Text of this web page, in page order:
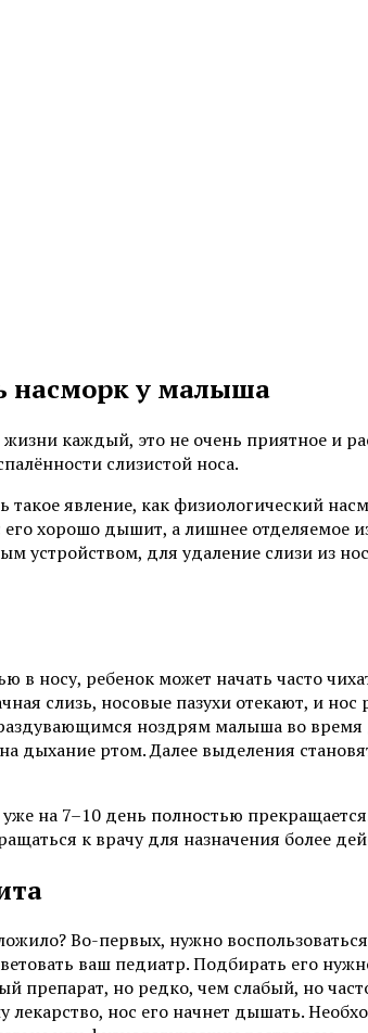
насморк у малыша
жизни каждый, это не очень приятное и
слизистой носа.
явление, как физиологический
хорошо дышит, а лишнее отделяемое
устройством, для удаление слизи из
в носу, ребенок может начать часто
слизь, носовые пазухи отекают, и нос
ноздрям малыша во время
дыхание ртом. Далее выделения
на 7–10 день полностью
к врачу для назначения более
Во-первых, нужно
ваш педиатр. Подбирать его
препарат, но редко, чем слабый, но
лекарство, нос его начнет дышать.